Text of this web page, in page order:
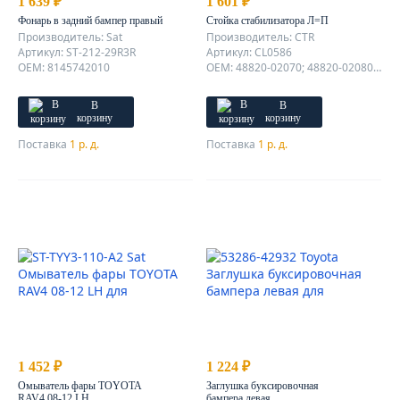
Фонарь в задний бампер правый
Производитель: Sat
Артикул: ST-212-29R3R
OEM: 8145742010
В
корзину
Поставка 1 р. д.
Стойка стабилизатора Л=П
Производитель: CTR
Артикул: CL0586
OEM: 48820-02070; 48820-02080; 48820-0R010; 48820-42030; 48820-47020; 48820-47030; 1014012763;
В
корзину
Поставка 1 р. д.
1 452 ₽
Омыватель фары TOYOTA
1 224 ₽
Заглушка буксировочная